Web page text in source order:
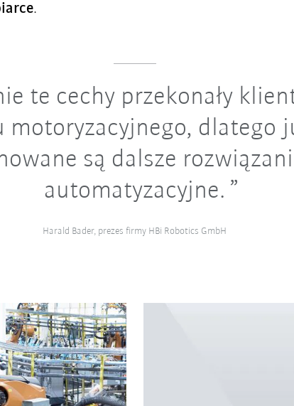
.
te cechy przekonały
motoryzacyjnego, dlatego
są dalsze
automatyzacyjne.
Harald Bader, prezes firmy HBi Robotics GmbH